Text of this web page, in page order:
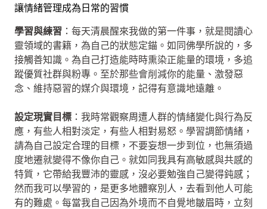
讓情緒管理成為日常的習慣
學習與練習 ：每天清晨醒來我做的第一件事，就是閱讀心
靈領域的書籍，為自己的狀態定錨。如同佛學所說的，多
接觸善知識。為自己打造能時時熏染正能量的環境，多追
蹤優質社群與粉專。至於那些會削減你的能量、激發惡
念、維持惡習的媒介與環境，記得有意識地遠離。
設定現實目標 ：我時常觀察周遭人群的情緒變化與行為反
應，有些人相對淡定，有些人相對易怒。學習調節情緒，
請為自己設定合理的目標，不要妄想一步到位，也無須過
度地遷就變得不像你自己。就如同我具有高敏感與共感的
特質，它帶給我豐沛的靈感，沒必要勉強自己變得鈍感；
然而我可以學習的，是更多地體察別人，去看到他人可能
有的難處。每當我自己因為外境而不自覺地皺眉時，立刻